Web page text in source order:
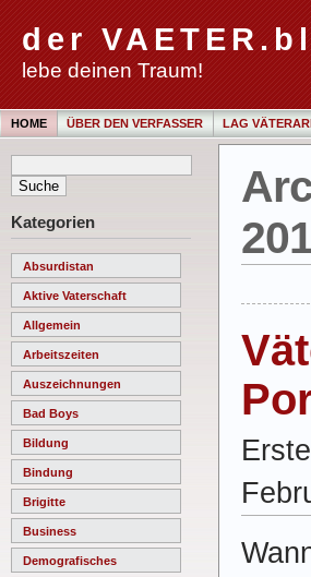
der
lebe deinen Traum!
HOME ÜBER DEN VERFASSER LAG
Kategorien
Absurdistan
Aktive Vaterschaft
Allgemein
Arbeitszeiten
Auszeichnungen
Bad Boys
Bildung
Bindung
Brigitte
Business
Demografisches